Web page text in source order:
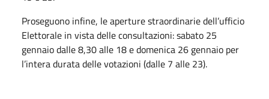
Proseguono infine, le aperture straordinarie dell’ufficio
Elettorale in vista delle consultazioni: sabato 25
gennaio dalle 8,30 alle 18 e domenica 26 gennaio per
l’intera durata delle votazioni (dalle 7 alle 23).